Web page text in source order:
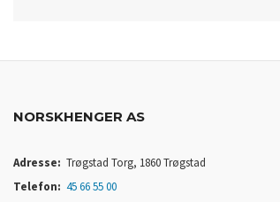
NORSKHENGER AS
Adresse: Trøgstad Torg, 1860 Trøgstad
Telefon: 45 66 55 00